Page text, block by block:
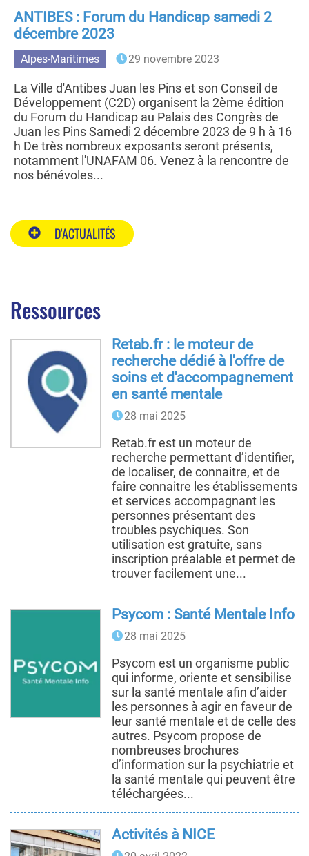
ANTIBES : Forum du Handicap samedi 2
décembre 2023
Alpes-Maritimes 29 novembre 2023
La Ville d'Antibes Juan les Pins et son Conseil de
Développement (C2D) organisent la 2ème édition
du Forum du Handicap au Palais des Congrès de
Juan les Pins Samedi 2 décembre 2023 de 9 h à 16
h De très nombreux exposants seront présents,
notamment l'UNAFAM 06. Venez à la rencontre de
nos bénévoles...
D'ACTUALITÉS
Ressources
Retab.fr : le moteur de
recherche dédié à l'offre de
soins et d'accompagnement
en santé mentale
28 mai 2025
Retab.fr est un moteur de
recherche permettant d’identifier,
de localiser, de connaitre, et de
faire connaitre les établissements
et services accompagnant les
personnes présentant des
troubles psychiques. Son
utilisation est gratuite, sans
inscription préalable et permet de
trouver facilement une...
Psycom : Santé Mentale Info
28 mai 2025
Psycom est un organisme public
qui informe, oriente et sensibilise
sur la santé mentale afin d’aider
les personnes à agir en faveur de
leur santé mentale et de celle des
autres. Psycom propose de
nombreuses brochures
d’information sur la psychiatrie et
la santé mentale qui peuvent être
téléchargées...
Activités à NICE